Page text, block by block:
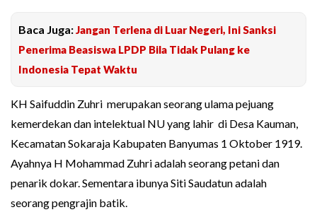
Baca Juga:Jangan Terlena di Luar Negeri, Ini Sanksi
Penerima Beasiswa LPDP Bila Tidak Pulang ke
Indonesia Tepat Waktu
KH Saifuddin Zuhri merupakan seorang ulama pejuang
kemerdekan dan intelektual NU yang lahir di Desa Kauman,
Kecamatan Sokaraja Kabupaten Banyumas 1 Oktober 1919.
Ayahnya H Mohammad Zuhri adalah seorang petani dan
penarik dokar. Sementara ibunya Siti Saudatun adalah
seorang pengrajin batik.